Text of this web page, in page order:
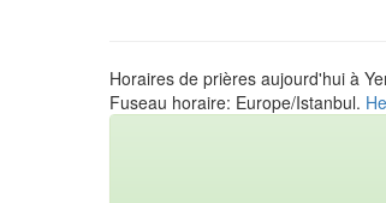
Horaires de prières aujourd'hui à
Fuseau horaire: Europe/Istanbul.